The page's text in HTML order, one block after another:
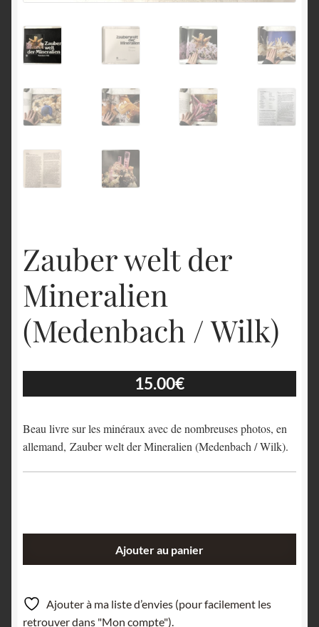
Zauber welt der
Mineralien
(Medenbach / Wilk)
15.00€
Beau livre sur les minéraux avec de nombreuses photos, en
allemand, Zauber welt der Mineralien (Medenbach / Wilk).
welt
der
Ajouter au panier
Ajouter à ma liste d’envies (pour facilement les
retrouver dans "Mon compte").